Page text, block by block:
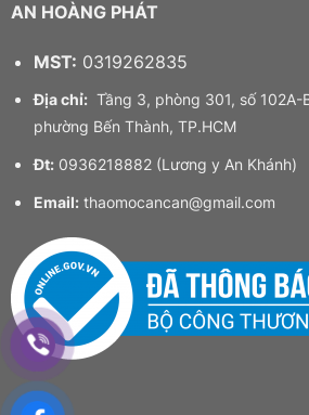
AN HOÀNG PHÁT
MST: 0319262835
Địa chỉ:Tầng 3, phòng 301, số 102A-
phường Bến Thành, TP.HCM
Đt:0936218882 (Lương y An Khánh)
Email:thaomocancan@gmail.com